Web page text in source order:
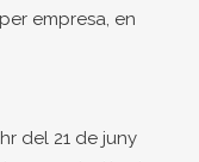
empresa, en
del 21 de juny